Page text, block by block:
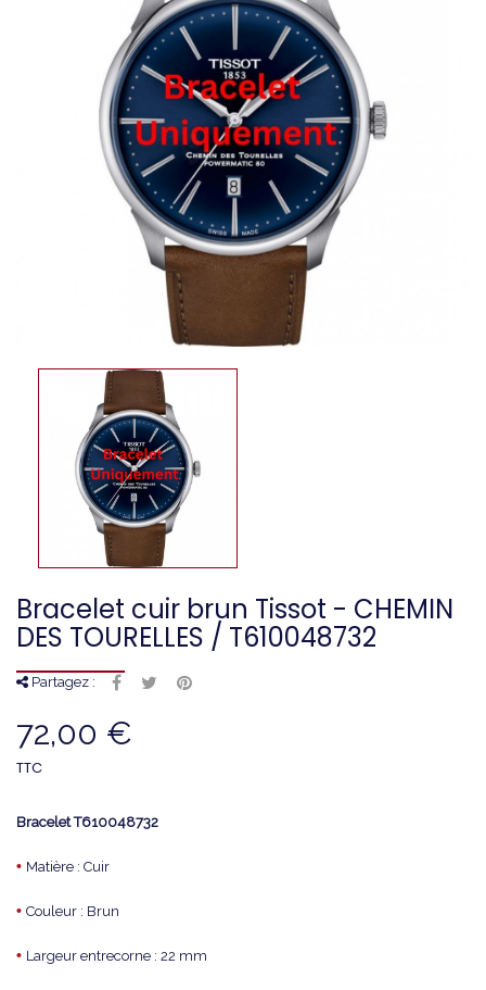
Bracelet cuir brun Tissot - CHEMIN
DES TOURELLES / T610048732
Partagez :
72,00 €
TTC
Bracelet T610048732
• Matière : Cuir
• Couleur : Brun
• Largeur entrecorne : 22 mm